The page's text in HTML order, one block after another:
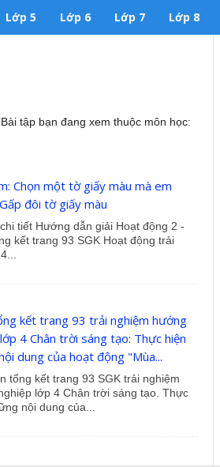
Lớp 5 Lớp 6 Lớp 7 Lớp 8
tập bạn đang xem thuộc môn học:
Chọn một tờ giấy màu mà em
đôi tờ giấy màu
tiết Hướng dẫn giải Hoạt động 2 -
kết trang 93 SGK Hoạt động trải
kết trang 93 trải nghiệm hướng
4 Chân trời sáng tạo: Thực hiện
dung của hoạt động "Mùa...
tổng kết trang 93 SGK trải nghiệm
lớp 4 Chân trời sáng tạo. Thực
nội dung của...